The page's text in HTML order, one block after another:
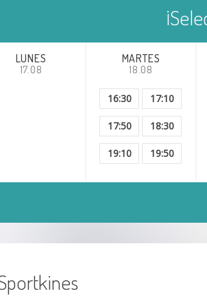
Secuelas covid 19
Enfermedad vascular cerebral
Esguince de tobillo
Infarto cerebral
LUNES
17.08
MARTES
18.08
16:30 17:10
17:50 18:30
19:10 19:50